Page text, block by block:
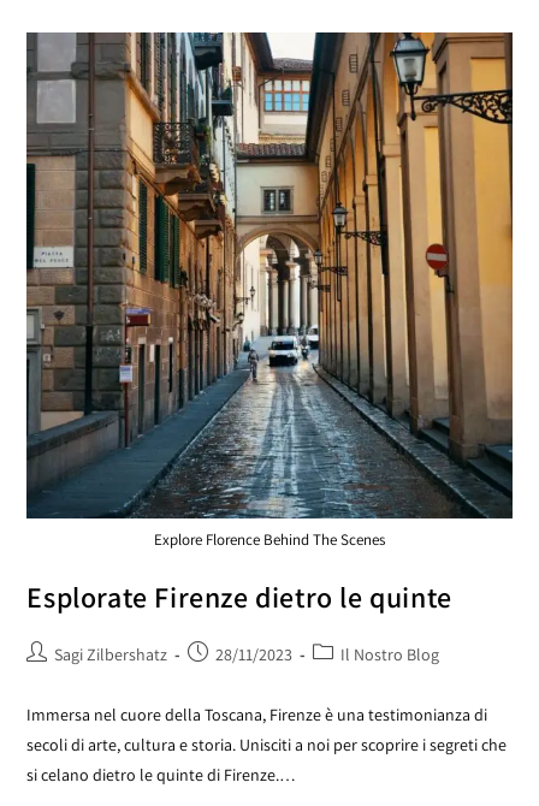
Explore Florence Behind The Scenes
Esplorate Firenze dietro le quinte
Sagi Zilbershatz 28/11/2023 Il Nostro Blog
Immersa nel cuore della Toscana, Firenze è una testimonianza di
secoli di arte, cultura e storia. Unisciti a noi per scoprire i segreti che
si celano dietro le quinte di Firenze.…